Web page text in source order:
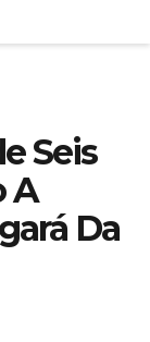
Seis
A
Da